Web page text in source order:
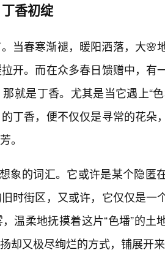
香初绽
当春寒渐褪，暖阳洒落，大🌸
开。而在众多春日馈赠中，有
就是丁香。尤其是当它遇上“
丁香，便不仅仅是寻常的花朵
。
象的词汇。它或许是某个隐匿
时街区，又或许，它仅仅是一
温柔地抚摸着这片“色墦”的土
又极尽绚烂的方式，铺展开来